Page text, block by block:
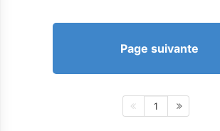
Page suivante
1